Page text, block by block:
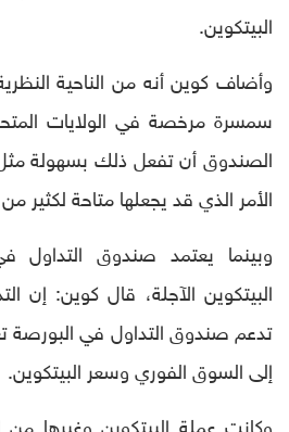
البيتكوين.
وأضاف كوين أنه من الناحية
سمسرة مرخصة في الولايات
الصندوق أن تفعل ذلك بسهولة
الأمر الذي قد يجعلها متاحة لكثير
وبينما يعتمد صندوق
البيتكوين الآجلة، قال كوين: إن
تدعم صندوق التداول في البورصة
إلى السوق الفوري وسعر البيتكوين.
وكانت عملة البيتكوين وغيرها